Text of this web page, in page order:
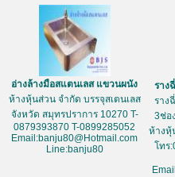
อ่างล้างมือสแตนเลส แขวนผนัง
ห้างหุ้นส่วน จำกัด บรรจุสเตนเลส
จังหวัด สมุทรปราการ 10270 T-
0879393870 T-0899285052
Email:banju80@Hotmail.com
Line:banju80
ราง
ราง
3ช่อ
ห้างหุ้
โทร